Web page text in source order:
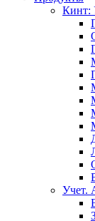
Кинт:
Учет.